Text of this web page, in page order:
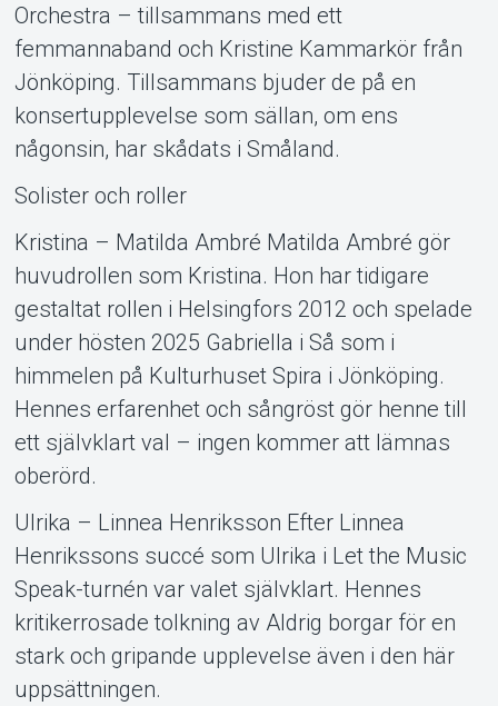
Orchestra – tillsammans med ett
femmannaband och Kristine Kammarkör från
Jönköping. Tillsammans bjuder de på en
konsertupplevelse som sällan, om ens
någonsin, har skådats i Småland.
Solister och roller
Kristina – Matilda Ambré Matilda Ambré gör
huvudrollen som Kristina. Hon har tidigare
gestaltat rollen i Helsingfors 2012 och spelade
under hösten 2025 Gabriella i Så som i
himmelen på Kulturhuset Spira i Jönköping.
Hennes erfarenhet och sångröst gör henne till
ett självklart val – ingen kommer att lämnas
oberörd.
Ulrika – Linnea Henriksson Efter Linnea
Henrikssons succé som Ulrika i Let the Music
Speak-turnén var valet självklart. Hennes
kritikerrosade tolkning av Aldrig borgar för en
stark och gripande upplevelse även i den här
uppsättningen.